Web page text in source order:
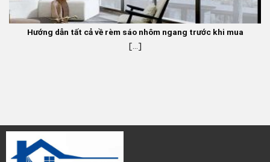
Hướng dẫn tất cả về rèm sáo nhôm ngang trước khi mua
[...]